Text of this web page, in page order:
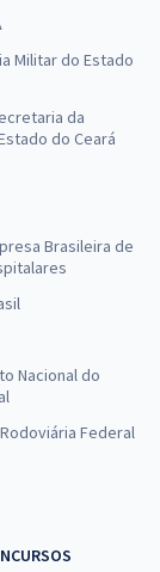
Militar do Estado
da
do Ceará
Brasileira de
Nacional do
Federal